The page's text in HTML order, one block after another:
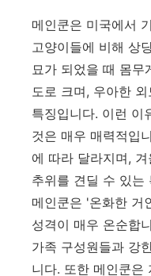
메인쿤은 미국에서
고양이들에 비해 상
묘가 되었을 때 몸
도로 크며, 우아한
특징입니다. 이런 이
것은 매우 매력적입
에 따라 달라지며,
추위를 견딜 수 있는
메인쿤은 '온화한 거
성격이 매우 온순합
가족 구성원들과 강
니다. 또한 메인쿤은